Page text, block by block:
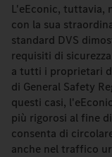
L'eEconic, tuttavia,
con la sua
standard DVS
requisiti di
a tutti i proprietari
di General Safety
questi casi,
più rigorosi al fine
consenta di
anche nel traffico